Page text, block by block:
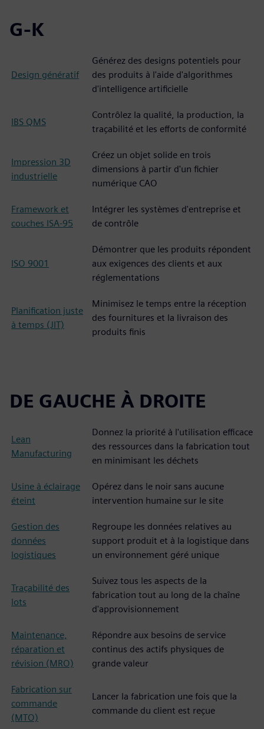
G-K
Design génératif
Générez des designs potentiels pour
des produits à l'aide d'algorithmes
d'intelligence artificielle
IBS QMS
Contrôlez la qualité, la production, la
traçabilité et les efforts de conformité
Impression 3D
industrielle
Créez un objet solide en trois
dimensions à partir d'un fichier
numérique CAO
Framework et
couches ISA-95
Intégrer les systèmes d'entreprise et
de contrôle
ISO 9001
Démontrer que les produits répondent
aux exigences des clients et aux
réglementations
Planification juste
à temps (JIT)
Minimisez le temps entre la réception
des fournitures et la livraison des
produits finis
DE GAUCHE À DROITE
Lean
Manufacturing
Donnez la priorité à l'utilisation efficace
des ressources dans la fabrication tout
en minimisant les déchets
Usine à éclairage
éteint
Opérez dans le noir sans aucune
intervention humaine sur le site
Gestion des
données
logistiques
Regroupe les données relatives au
support produit et à la logistique dans
un environnement géré unique
Traçabilité des
lots
Suivez tous les aspects de la
fabrication tout au long de la chaîne
d'approvisionnement
Maintenance,
réparation et
révision (MRO)
Répondre aux besoins de service
continus des actifs physiques de
grande valeur
Fabrication sur
commande
(MTO)
Lancer la fabrication une fois que la
commande du client est reçue